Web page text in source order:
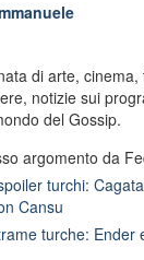
di arte,
notizie sui
del Gossip.
argomento da
turchi:
Cansu
turche: Ender